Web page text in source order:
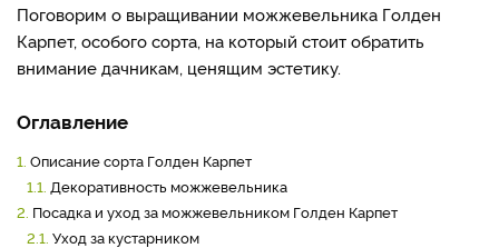
Поговорим о выращивании можжевельника Голден
Карпет, особого сорта, на который стоит обратить
внимание дачникам, ценящим эстетику.
Оглавление
1. Описание сорта Голден Карпет
1.1. Декоративность можжевельника
2. Посадка и уход за можжевельником Голден Карпет
2.1. Уход за кустарником